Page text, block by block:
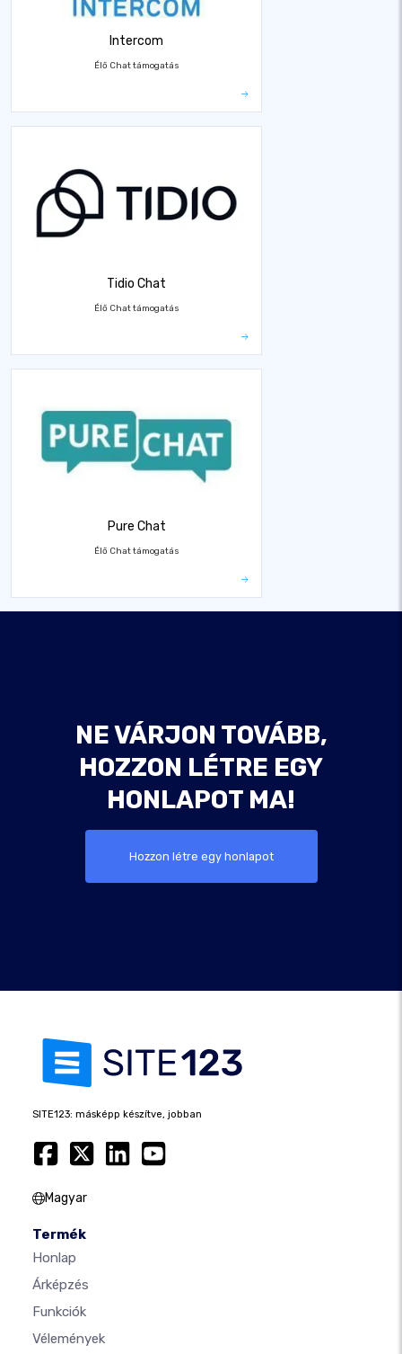
Intercom
Élő Chat támogatás
Tidio Chat
Élő Chat támogatás
Pure Chat
Élő Chat támogatás
NE VÁRJON TOVÁBB,
HOZZON LÉTRE EGY
HONLAPOT MA!
Hozzon létre egy honlapot
SITE123: másképp készítve, jobban
Magyar
Termék
Honlap
Árképzés
Funkciók
Vélemények